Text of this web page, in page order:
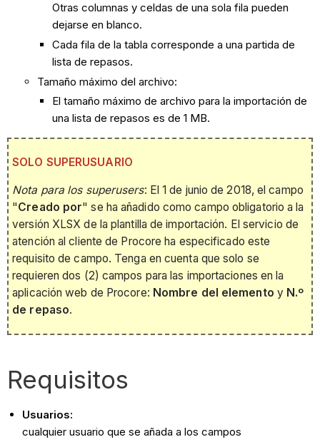
Otras columnas y celdas de una sola fila pueden
dejarse en blanco.
Cada fila de la tabla corresponde a una partida de
lista de repasos.
Tamaño máximo del archivo:
El tamaño máximo de archivo para la importación de
una lista de repasos es de 1 MB.
SOLO SUPERUSUARIO
Nota para los superusers: El 1 de junio de 2018, el campo
"Creado por" se ha añadido como campo obligatorio a la
versión XLSX de la plantilla de importación. El servicio de
atención al cliente de Procore ha especificado este
requisito de campo. Tenga en cuenta que solo se
requieren dos (2) campos para las importaciones en la
aplicación web de Procore: Nombre del elemento y N.º
de repaso.
Requisitos
Usuarios:
cualquier usuario que se añada a los campos